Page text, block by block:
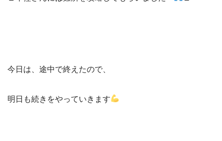
今日は、途中で終えたので、
明日も続きをやっていきます